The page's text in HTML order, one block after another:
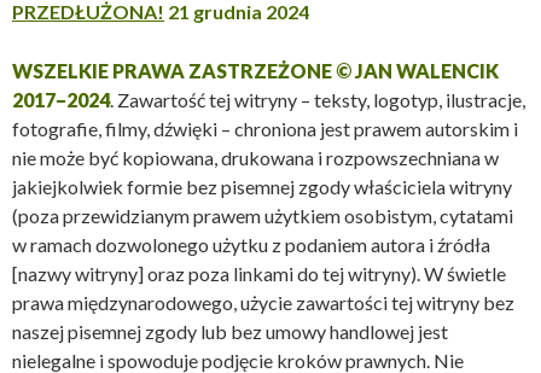
PRZEDŁUŻONA! 21 grudnia 2024
WSZELKIE PRAWA ZASTRZEŻONE © JAN WALENCIK
2017–2024. Zawartość tej witryny – teksty, logotyp, ilustracje,
fotografie, filmy, dźwięki – chroniona jest prawem autorskim i
nie może być kopiowana, drukowana i rozpowszechniana w
jakiejkolwiek formie bez pisemnej zgody właściciela witryny
(poza przewidzianym prawem użytkiem osobistym, cytatami
w ramach dozwolonego użytku z podaniem autora i źródła
[nazwy witryny] oraz poza linkami do tej witryny). W świetle
prawa międzynarodowego, użycie zawartości tej witryny bez
naszej pisemnej zgody lub bez umowy handlowej jest
nielegalne i spowoduje podjęcie kroków prawnych. Nie